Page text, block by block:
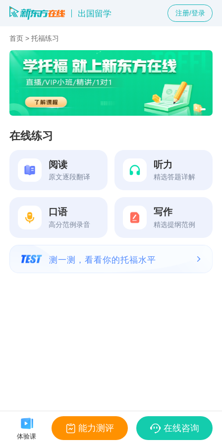
出国留学 注册/登录
首页 >托福练习
在线练习
阅读
原文逐段翻译
听力
精选答题详解
口语
高分范例录音
写作
精选提纲范例
测一测，看看你的托福水平
体验课
能力测评 在线咨询